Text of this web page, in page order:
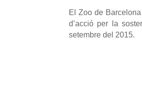
El Zoo de
d’acció per la
setembre del 2015.